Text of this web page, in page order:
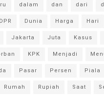
dalam dan dari
DPR Dunia Harga Hari
Jakarta Juta Kasus
KPK Menjadi
Pasar Persen Piala
Rumah Rupiah Saat